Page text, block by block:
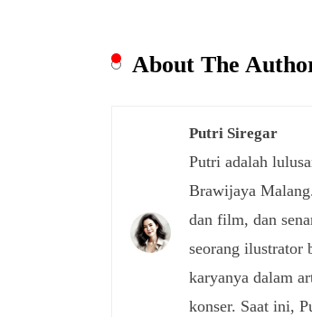
About The
Putri Siregar
Putri adalah
Brawijaya
dan film, dan
seorang ilustrator
karyanya dalam
konser. Saat ini,